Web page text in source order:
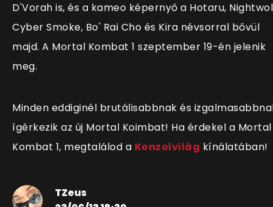
D'Vorah is, és a kameo képernyő a Hotaru,
Cyber Smoke, Bo' Rai Cho és Kira névsorral bővül
majd. A Mortal Kombat 1 szeptember 19-én jelenik
meg.
Minden eddiginél brutálisabbnak és
ígérkezik az új Mortal Koimbat! Ha érdekel a Mortal
Kombat 1, megtalálod a Konzolvilág kínálatában!
TZeus